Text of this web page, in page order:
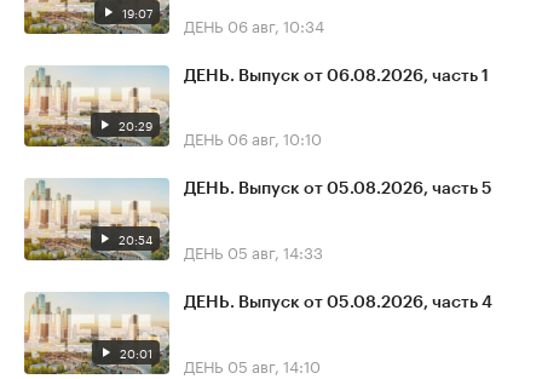
19:07 ДЕНЬ 06 авг, 10:34
20:29
ДЕНЬ. Выпуск от 06.08.2026, часть 1
ДЕНЬ 06 авг, 10:10
20:54
ДЕНЬ. Выпуск от 05.08.2026, часть 5
ДЕНЬ 05 авг, 14:33
20:01
ДЕНЬ. Выпуск от 05.08.2026, часть 4
ДЕНЬ 05 авг, 14:10